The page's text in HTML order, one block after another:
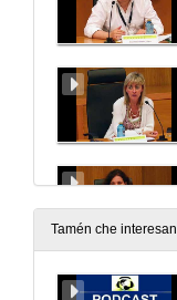
Tamén che interesan